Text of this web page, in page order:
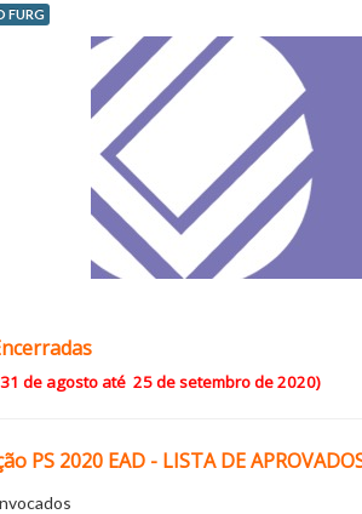
FURG
de agosto até 25 de setembro de 2020)
PS 2020 EAD - LISTA DE